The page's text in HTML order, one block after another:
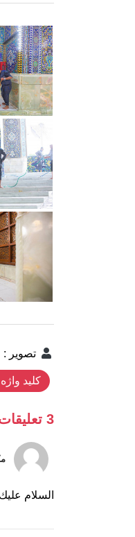
تصوير :
کلید
3 تعليقات
السلام